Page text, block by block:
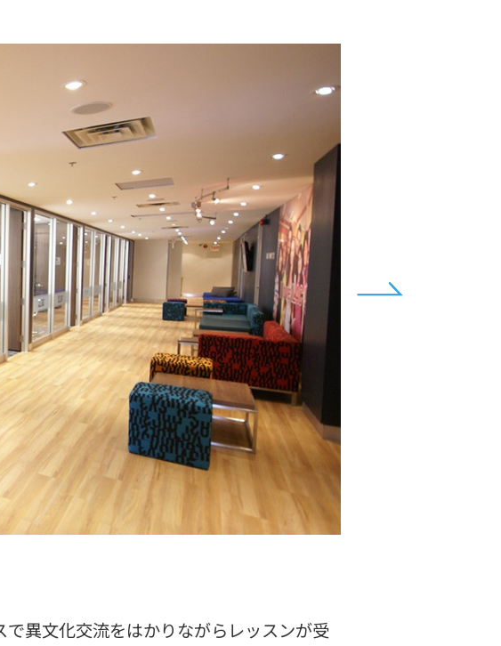
異文化交流をはかりながらレッスンが受